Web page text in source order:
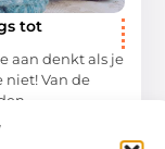
tot
aan denkt als je
niet! Van de